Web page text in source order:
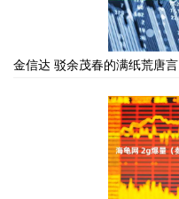
金信达 驳余茂春的满纸荒唐言